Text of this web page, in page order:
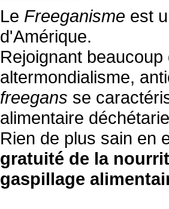
Le Freeganisme est
d'Amérique.
Rejoignant
altermondialisme,
freegans se
alimentaire
Rien de plus sain en
gratuité de la
gaspillage